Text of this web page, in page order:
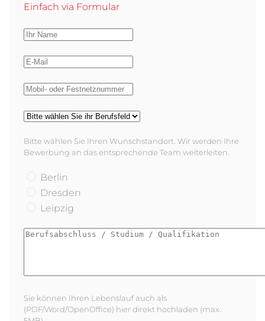
Einfach via Formular
Bitte wählen Sie Ihren Wunschstandort. Wir werden Ihre
Bewerbung an das entsprechende Team weiterleiten.
Berlin
Dresden
Leipzig
Sie können Ihren Lebenslauf auch als
(PDF/Word/OpenOffice) hier direkt hochladen (max.